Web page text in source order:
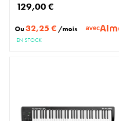
129,00 €
Ou32,25 € /mois avec
EN STOCK